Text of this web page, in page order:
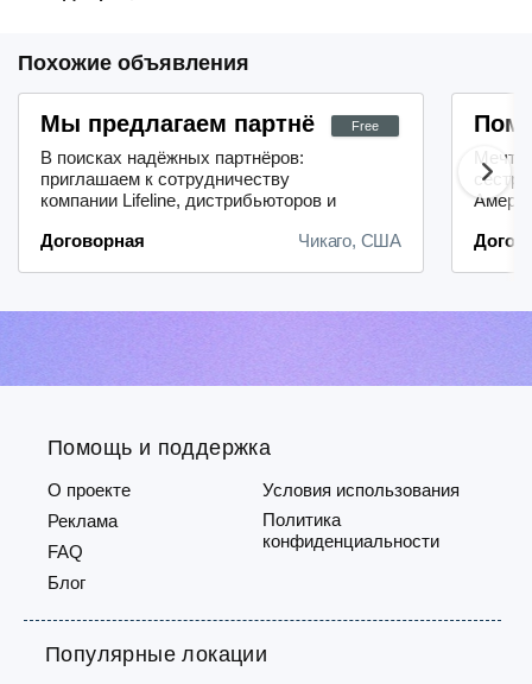
Похожие объявления
Free
Договорная Чикаго, США
Мы предлагаем партнёрам
В поисках надёжных партнёров:
приглашаем к сотрудничеству
компании Lifeline, дистрибьюторов и
начала работы: благодаря нашему
включиться в
платежи —...
(RN,
Популярные локации
Помощь и поддержка
О проекте
Реклама
FAQ
Блог
Условия использования
Политика
конфиденциальности